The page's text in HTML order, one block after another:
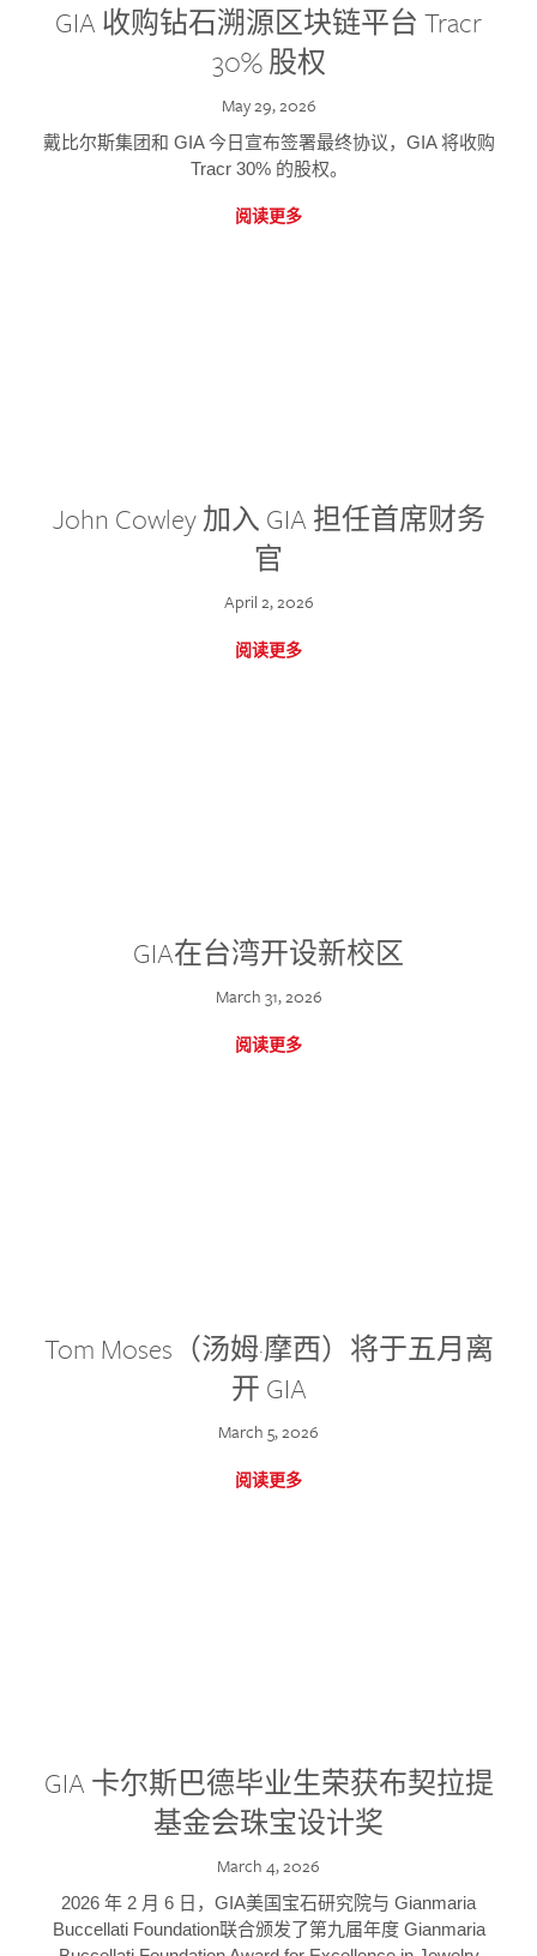
GIA 收购钻石溯源区块链平台 Tracr
30% 股权
May 29, 2026
戴比尔斯集团和 GIA 今日宣布签署最终协议，GIA 将收购
Tracr 30% 的股权。
阅读更多
John Cowley 加入 GIA 担任首席财务
官
April 2, 2026
阅读更多
GIA在台湾开设新校区
March 31, 2026
阅读更多
Tom Moses（汤姆·摩西）将于五月离
开 GIA
March 5, 2026
阅读更多
GIA 卡尔斯巴德毕业生荣获布契拉提
基金会珠宝设计奖
March 4, 2026
2026 年 2 月 6 日，GIA美国宝石研究院与 Gianmaria
Buccellati Foundation联合颁发了第九届年度 Gianmaria